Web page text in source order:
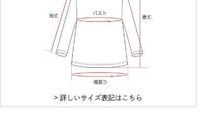
> 詳しいサイズ表記はこちら